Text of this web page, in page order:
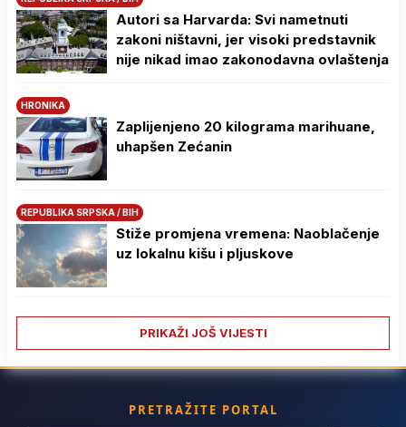
Autori sa Harvarda: Svi nametnuti
zakoni ništavni, jer visoki predstavnik
nije nikad imao zakonodavna ovlaštenja
HRONIKA
Zaplijenjeno 20 kilograma marihuane,
uhapšen Zećanin
REPUBLIKA SRPSKA / BIH
Stiže promjena vremena: Naoblačenje
uz lokalnu kišu i pljuskove
PRIKAŽI JOŠ VIJESTI
PRETRAŽITE PORTAL